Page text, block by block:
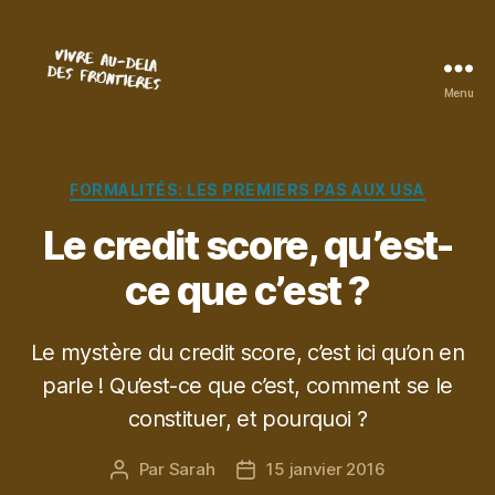
frontières
Menu
Catégories
FORMALITÉS: LES PREMIERS PAS AUX USA
Le credit score, qu’est-
ce que c’est ?
Le mystère du credit score, c’est ici qu’on en
parle ! Qu’est-ce que c’est, comment se le
constituer, et pourquoi ?
Auteur
Par Sarah
Date15 janvier 2016